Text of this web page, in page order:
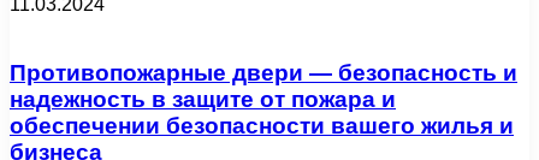
11.03.2024
Противопожарные двери — безопасность и
надежность в защите от пожара и
обеспечении безопасности вашего жилья и
бизнеса